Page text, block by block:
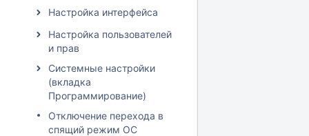
Настройка интерфейса
Настройка пользователей
и прав
Системные настройки
(вкладка
Программирование)
Отключение перехода в
спящий режим ОС